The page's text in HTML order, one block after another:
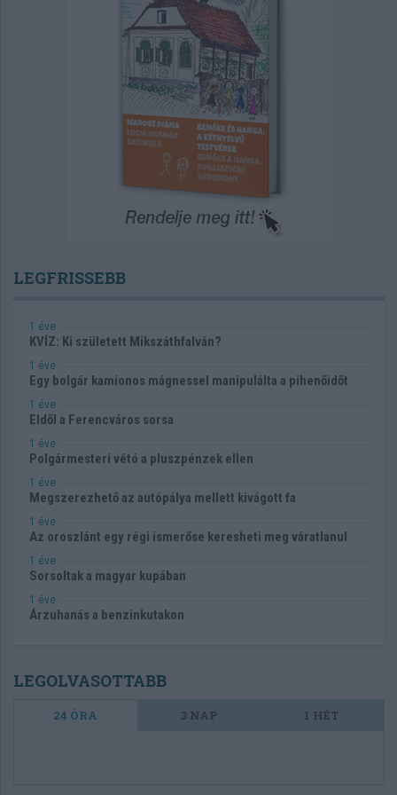
LEGFRISSEBB
1 éve
KVÍZ: Ki született Mikszáthfalván?
1 éve
Egy bolgár kamionos mágnessel manipulálta a pihenőidőt
1 éve
Eldől a Ferencváros sorsa
1 éve
Polgármesteri vétó a pluszpénzek ellen
1 éve
Megszerezhető az autópálya mellett kivágott fa
1 éve
Az oroszlánt egy régi ismerőse keresheti meg váratlanul
1 éve
Sorsoltak a magyar kupában
1 éve
Árzuhanás a benzinkutakon
LEGOLVASOTTABB
24 ÓRA 3 NAP 1 HÉT